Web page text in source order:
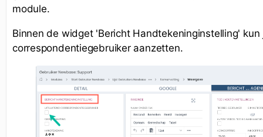
module.
Binnen de widget 'Bericht Handtekeninginstelling'
correspondentiegebruiker aanzetten.